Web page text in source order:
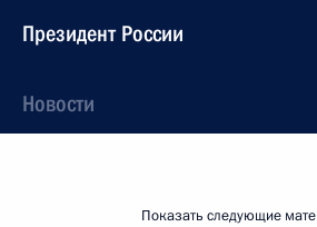
Президент России
Новости
Показать следующие